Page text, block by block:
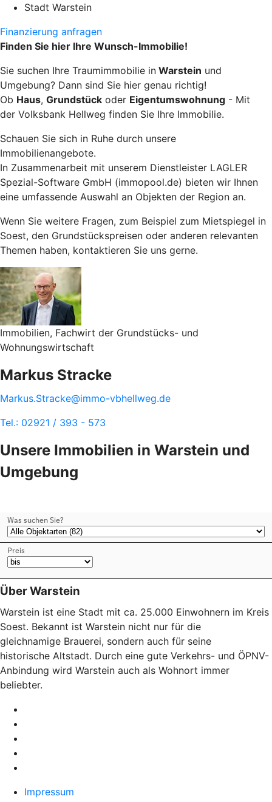
Stadt Warstein
Finanzierung anfragen
Finden Sie hier Ihre Wunsch-Immobilie!
Sie suchen Ihre Traumimmobilie in Warstein und
Umgebung? Dann sind Sie hier genau richtig!
Ob Haus, Grundstück oder Eigentumswohnung - Mit
der Volksbank Hellweg finden Sie Ihre Immobilie.
Schauen Sie sich in Ruhe durch unsere
Immobilienangebote.
In Zusammenarbeit mit unserem Dienstleister LAGLER
Spezial-Software GmbH (immopool.de) bieten wir Ihnen
eine umfassende Auswahl an Objekten der Region an.
Wenn Sie weitere Fragen, zum Beispiel zum Mietspiegel in
Soest, den Grundstückspreisen oder anderen relevanten
Themen haben, kontaktieren Sie uns gerne.
Immobilien, Fachwirt der Grundstücks- und
Wohnungswirtschaft
Markus Stracke
Markus.Stracke@immo-vbhellweg.de
Tel.: 02921 / 393 - 573
Unsere Immobilien in Warstein und
Umgebung
Über Warstein
Warstein ist eine Stadt mit ca. 25.000 Einwohnern im Kreis
Soest. Bekannt ist Warstein nicht nur für die
gleichnamige Brauerei, sondern auch für seine
historische Altstadt. Durch eine gute Verkehrs- und ÖPNV-
Anbindung wird Warstein auch als Wohnort immer
beliebter.
Impressum